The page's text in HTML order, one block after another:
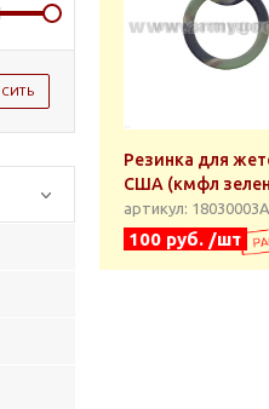
Резинка для
США (кмфл
артикул: 18030003А
100 руб. /шт